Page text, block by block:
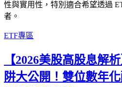
性與實用性，特別適合希望透過
者。
ETF專區
【2026美股高股息解
阱大公開！雙位數年